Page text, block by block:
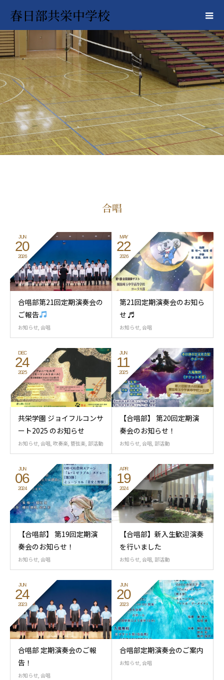
春日部共栄中学校
合唱
JUN
20
2026
合唱部第21回定期演奏会の
ご報告
お知らせ 合唱
MAY
22
2026
第21回定期演奏会のお知ら
せ ♬
お知らせ 合唱
DEC
24
2025
共栄学園 ジョイフルコンサ
ート2025 のお知らせ
お知らせ 合唱 吹奏楽 管弦楽 部活動
JUN
11
2025
【合唱部】 第20回定期演
奏会のお知らせ！
お知らせ 合唱 部活動
JUN
06
2024
【合唱部】 第19回定期演
奏会のお知らせ！
お知らせ 合唱
APR
19
2024
【合唱部】新入生歓迎演奏
を行いました
お知らせ 合唱 部活動
JUN
24
2023
合唱部 定期演奏会のご報
告！
お知らせ 合唱
JUN
20
2023
合唱部定期演奏会のご案内
お知らせ 合唱